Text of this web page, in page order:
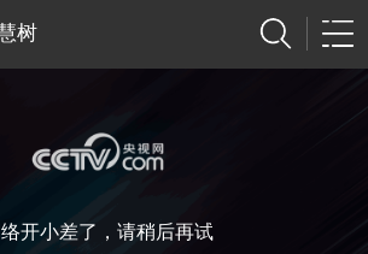
树
络开小差了，请稍后再试